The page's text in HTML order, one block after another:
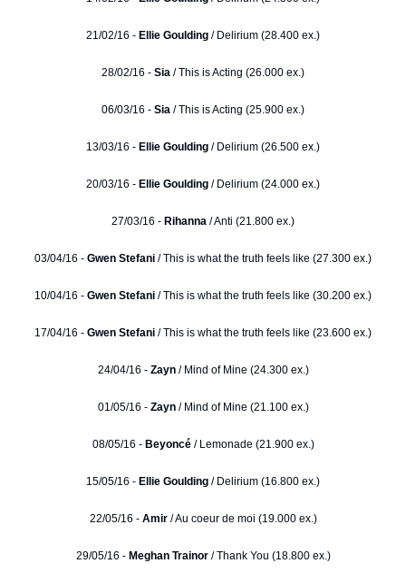
21/02/16 - Ellie Goulding / Delirium (28.400 ex.)
28/02/16 - Sia / This is Acting (26.000 ex.)
06/03/16 - Sia / This is Acting (25.900 ex.)
13/03/16 - Ellie Goulding / Delirium (26.500 ex.)
20/03/16 - Ellie Goulding / Delirium (24.000 ex.)
27/03/16 - Rihanna / Anti (21.800 ex.)
03/04/16 - Gwen Stefani / This is what the truth feels like (27.300 ex.)
10/04/16 - Gwen Stefani / This is what the truth feels like (30.200 ex.)
17/04/16 - Gwen Stefani / This is what the truth feels like (23.600 ex.)
24/04/16 - Zayn / Mind of Mine (24.300 ex.)
01/05/16 - Zayn / Mind of Mine (21.100 ex.)
08/05/16 - Beyoncé / Lemonade (21.900 ex.)
15/05/16 - Ellie Goulding / Delirium (16.800 ex.)
22/05/16 - Amir / Au coeur de moi (19.000 ex.)
29/05/16 - Meghan Trainor/ Thank You (18.800 ex.)